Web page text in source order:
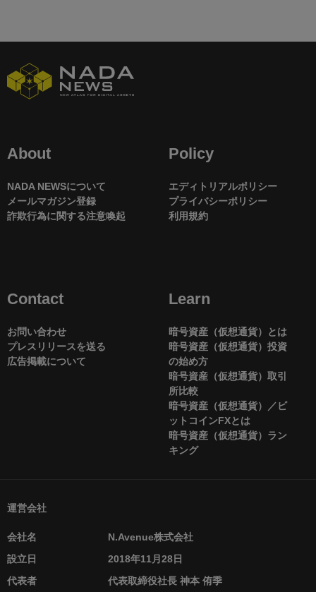
About
NADA NEWSについて
メールマガジン登録
詐欺行為に関する注意喚起
Policy
エディトリアルポリシー
プライバシーポリシー
利用規約
Contact
お問い合わせ
プレスリリースを送る
広告掲載について
Learn
暗号資産（仮想通貨）とは
暗号資産（仮想通貨）投資
の始め方
暗号資産（仮想通貨）取引
所比較
暗号資産（仮想通貨）／ビ
ットコインFXとは
暗号資産（仮想通貨）ラン
キング
運営会社
会社名
N.Avenue株式会社
設立日
2018年11月28日
代表者
代表取締役社長 神本 侑季